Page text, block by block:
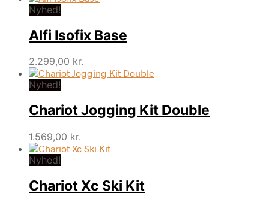
Nyhed!
Alfi Isofix Base
2.299,00 kr.
Nyhed!
Chariot Jogging Kit Double
1.569,00 kr.
Nyhed!
Chariot Xc Ski Kit